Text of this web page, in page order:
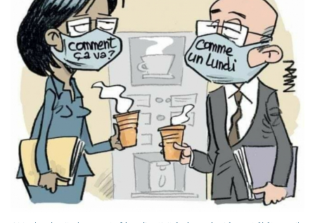
Les femmes gagnent toujours en
moins que les hommes